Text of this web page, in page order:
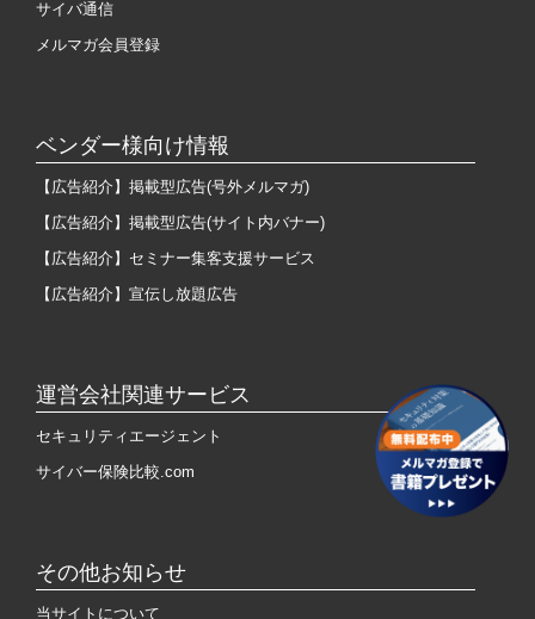
サイバ通信
メルマガ会員登録
ベンダー様向け情報
【広告紹介】掲載型広告(号外メルマガ)
【広告紹介】掲載型広告(サイト内バナー)
【広告紹介】セミナー集客支援サービス
【広告紹介】宣伝し放題広告
運営会社関連サービス
セキュリティエージェント
サイバー保険比較.com
その他お知らせ
当サイトについて